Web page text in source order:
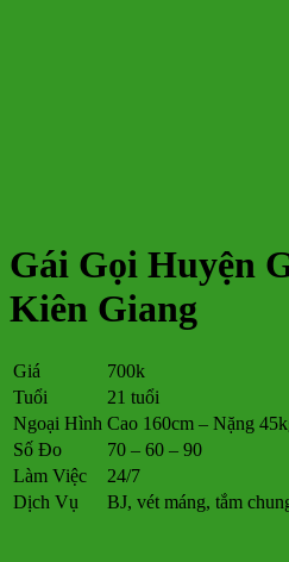
Gái Gọi Huyện
Kiên Giang
Giá
700k
Tuổi
21 tuổi
Ngoại Hình Cao 160cm – Nặng
Số Đo
70 – 60 – 90
Làm Việc
24/7
Dịch Vụ
BJ, vét máng, tắm